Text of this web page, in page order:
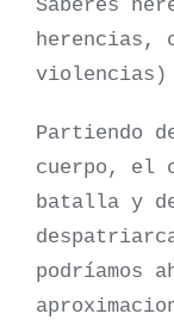
Saberes
herencias,
violencias)
Partiendo
cuerpo, el
batalla y
podríamos